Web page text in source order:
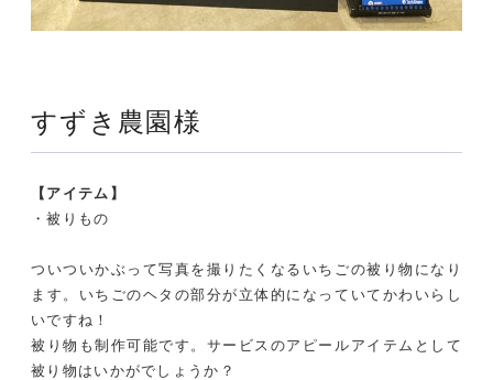
すずき農園様
【アイテム】
・被りもの
ついついかぶって写真を撮りたくなるいちごの被り物になり
ます。いちごのヘタの部分が立体的になっていてかわいらし
いですね！
被り物も制作可能です。サービスのアピールアイテムとして
被り物はいかがでしょうか？